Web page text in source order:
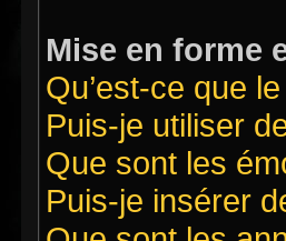
Mise en forme
Qu’est-ce que
Puis-je utiliser
Que sont les
Puis-je insérer